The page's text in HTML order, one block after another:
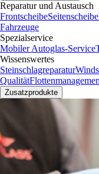
Reparatur und Austausch
FrontscheibeSeitenscheibe
Fahrzeuge
Spezialservice
Mobiler Autoglas-Service
Wissenswertes
Steinschlagreparatur
Qualität
Zusatzprodukte